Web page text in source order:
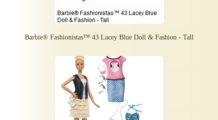
Barbie® Fashionistas™ 43 Lacey Blue Doll & Fashion - Tall